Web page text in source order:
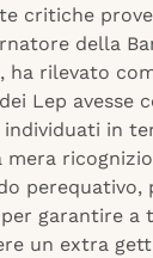
critiche
della
ha rilevato
Lep avesse
in
perequativo,
garantire a
un extra